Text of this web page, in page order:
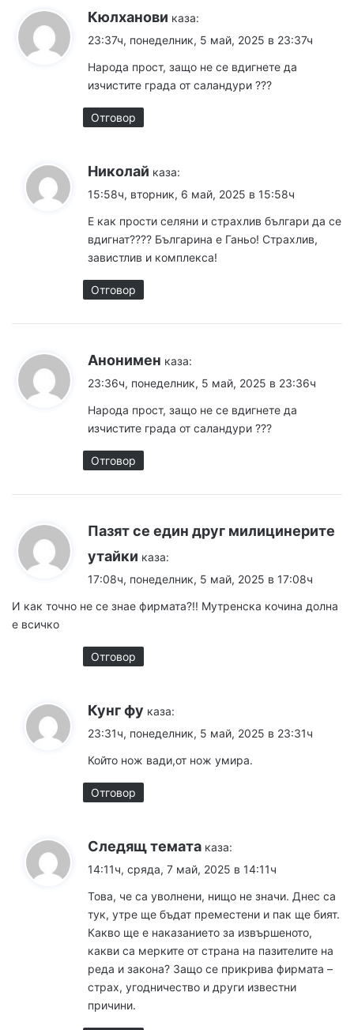
Кюлханови каза:
23:37ч, понеделник, 5 май, 2025 в 23:37ч
Народа прост, защо не се вдигнете да
изчистите града от саландури ???
Отговор
Николай каза:
15:58ч, вторник, 6 май, 2025 в 15:58ч
Е как прости селяни и страхлив българи да се
вдигнат???? Българина е Ганьо! Страхлив,
завистлив и комплекса!
Отговор
Анонимен каза:
23:36ч, понеделник, 5 май, 2025 в 23:36ч
Народа прост, защо не се вдигнете да
изчистите града от саландури ???
Отговор
Пазят се един друг милицинерите
утайки каза:
17:08ч, понеделник, 5 май, 2025 в 17:08ч
И как точно не се знае фирмата?!! Мутренска кочина долна
е всичко
Отговор
Кунг фу каза:
23:31ч, понеделник, 5 май, 2025 в 23:31ч
Който нож вади,от нож умира.
Отговор
Следящ темата каза:
14:11ч, сряда, 7 май, 2025 в 14:11ч
Това, че са уволнени, нищо не значи. Днес са
тук, утре ще бъдат преместени и пак ще бият.
Какво ще е наказанието за извършеното,
какви са мерките от страна на пазителите на
реда и закона? Защо се прикрива фирмата –
страх, угодничество и други известни
причини.